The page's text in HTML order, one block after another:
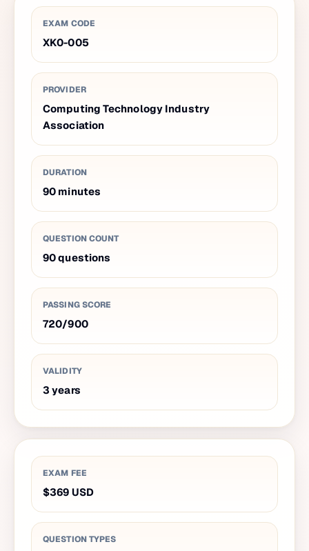
EXAM CODE
XK0-005
PROVIDER
Computing Technology Industry
Association
DURATION
90 minutes
QUESTION COUNT
90questions
PASSING SCORE
720/900
VALIDITY
3 years
EXAM FEE
$369 USD
QUESTION TYPES